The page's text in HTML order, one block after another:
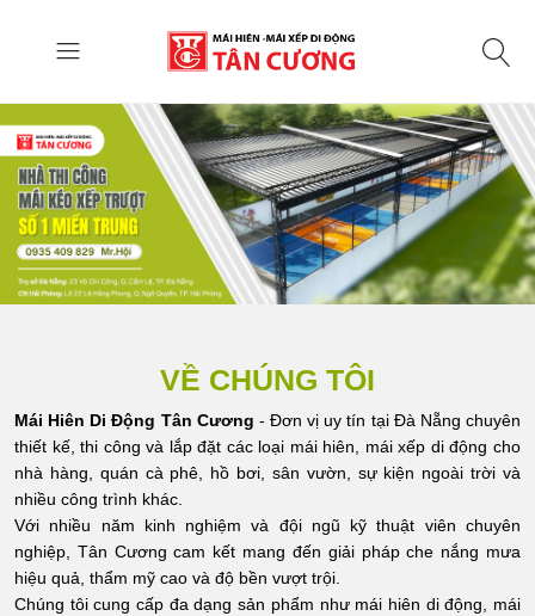
VỀ CHÚNG TÔI
Mái Hiên Di Động Tân Cương - Đơn vị uy tín tại Đà Nẵng chuyên
thiết kế, thi công và lắp đặt các loại mái hiên, mái xếp di động cho
nhà hàng, quán cà phê, hồ bơi, sân vườn, sự kiện ngoài trời và
nhiều công trình khác.
Với nhiều năm kinh nghiệm và đội ngũ kỹ thuật viên chuyên
nghiệp, Tân Cương cam kết mang đến giải pháp che nắng mưa
hiệu quả, thẩm mỹ cao và độ bền vượt trội.
Chúng tôi cung cấp đa dạng sản phẩm như mái hiên di động, mái